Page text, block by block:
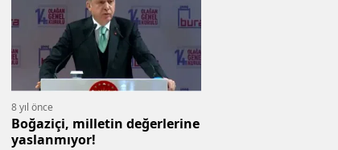
8 yıl önce
Boğaziçi, milletin değerlerine
yaslanmıyor!